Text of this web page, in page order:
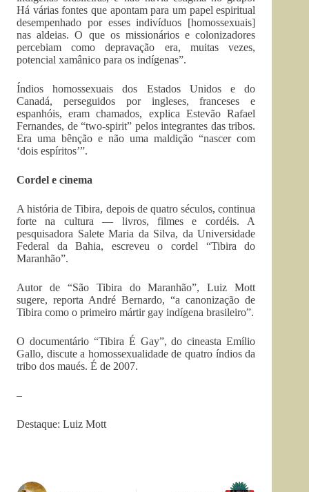
Há várias fontes que apontam para um papel espiritual
desempenhado por esses indivíduos [homossexuais]
nas aldeias. O que os missionários e colonizadores
percebiam como depravação era, muitas vezes,
potencial xamânico para os indígenas”.
Índios homossexuais dos Estados Unidos e do
Canadá, perseguidos por ingleses, franceses e
espanhóis, eram chamados, explica Estevão Rafael
Fernandes, de “two-spirit” pelos integrantes das tribos.
Era uma bênção e não uma maldição “nascer com
‘dois espíritos’”.
Cordel e cinema
A história de Tibira, depois de quatro séculos, continua
forte na cultura — livros, filmes e cordéis. A
pesquisadora Salete Maria da Silva, da Universidade
Federal da Bahia, escreveu o cordel “Tibira do
Maranhão”.
Autor de “São Tibira do Ma­ranhão”, Luiz Mott
sugere, reporta André Bernardo, “a canonização de
Tibira como o primeiro mártir gay indígena brasileiro”.
O documentário “Tibira É Gay”, do cineasta Emílio
Gallo, discute a homossexualidade de quatro índios da
tribo dos maués. É de 2007.
–
Destaque: Luiz Mott